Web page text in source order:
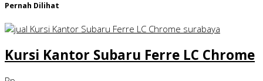
Pernah Dilihat
Kursi Kantor Subaru Ferre LC Chrome